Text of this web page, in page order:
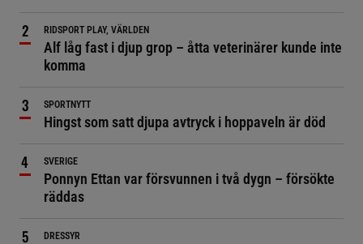
RIDSPORT PLAY, VÄRLDEN
Alf låg fast i djup grop – åtta veterinärer kunde inte
komma
SPORTNYTT
Hingst som satt djupa avtryck i hoppaveln är död
SVERIGE
Ponnyn Ettan var försvunnen i två dygn – försökte
räddas
DRESSYR